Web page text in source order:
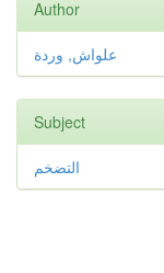
Author
علواش, وردة
Subject
التضخم